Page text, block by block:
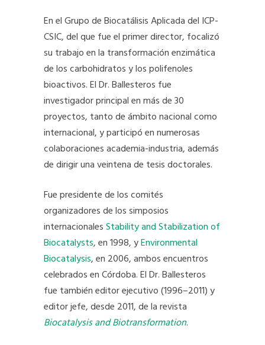
En el Grupo de Biocatálisis Aplicada del ICP-
CSIC, del que fue el primer director, focalizó
su trabajo en la transformación enzimática
de los carbohidratos y los polifenoles
bioactivos. El Dr. Ballesteros fue
investigador principal en más de 30
proyectos, tanto de ámbito nacional como
internacional, y participó en numerosas
colaboraciones academia-industria, además
de dirigir una veintena de tesis doctorales.
Fue presidente de los comités
organizadores de los simposios
internacionalesStability and Stabilization of
Biocatalysts, en 1998, yEnvironmental
Biocatalysis, en 2006, ambos encuentros
celebrados en Córdoba. El Dr. Ballesteros
fue también editor ejecutivo (1996–2011) y
editor jefe, desde 2011, de la revista
Biocatalysis and Biotransformation.